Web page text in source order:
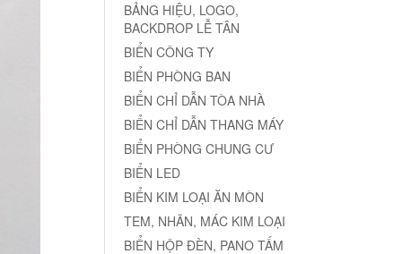
BẢNG HIỆU, LOGO,
BACKDROP LỄ TÂN
BIỂN CÔNG TY
BIỂN PHÒNG BAN
BIỂN CHỈ DẪN TÒA NHÀ
BIỂN CHỈ DẪN THANG MÁY
BIỂN PHÒNG CHUNG CƯ
BIỂN LED
BIỂN KIM LOẠI ĂN MÒN
TEM, NHÃN, MÁC KIM LOẠI
BIỂN HỘP ĐÈN, PANO TẤM